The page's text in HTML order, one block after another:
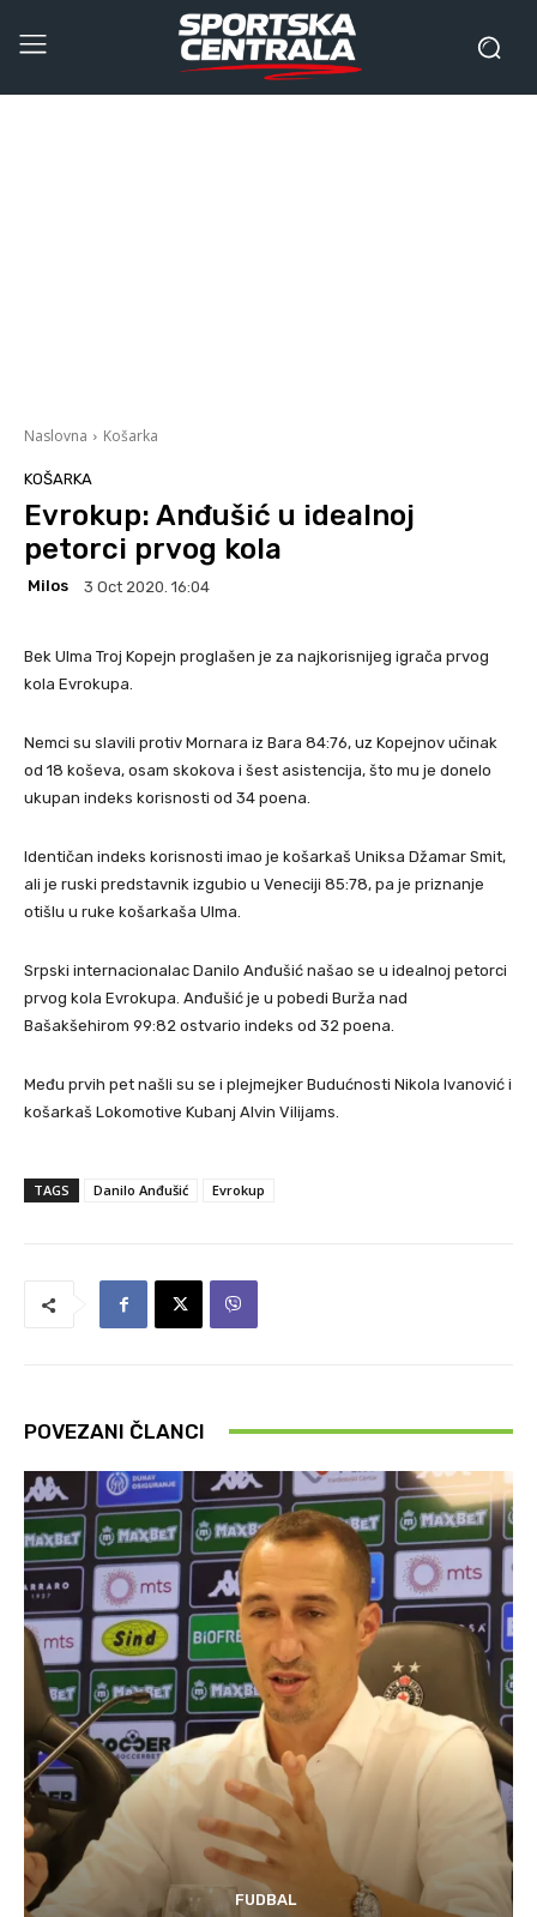
Naslovna Košarka
KOŠARKA
Evrokup: Anđušić u idealnoj
petorci prvog kola
Milos 3 Oct 2020. 16:04
Bek Ulma Troj Kopejn proglašen je za najkorisnijeg igrača prvog
kola Evrokupa.
Nemci su slavili protiv Mornara iz Bara 84:76, uz Kopejnov učinak
od 18 koševa, osam skokova i šest asistencija, što mu je donelo
ukupan indeks korisnosti od 34 poena.
Identičan indeks korisnosti imao je košarkaš Uniksa Džamar Smit,
ali je ruski predstavnik izgubio u Veneciji 85:78, pa je priznanje
otišlu u ruke košarkaša Ulma.
Srpski internacionalac Danilo Anđušić našao se u idealnoj petorci
prvog kola Evrokupa. Anđušić je u pobedi Burža nad
Bašakšehirom 99:82 ostvario indeks od 32 poena.
Među prvih pet našli su se i plejmejker Budućnosti Nikola Ivanović i
košarkaš Lokomotive Kubanj Alvin Vilijams.
TAGS Danilo Anđušić Evrokup
POVEZANI ČLANCI
FUDBAL